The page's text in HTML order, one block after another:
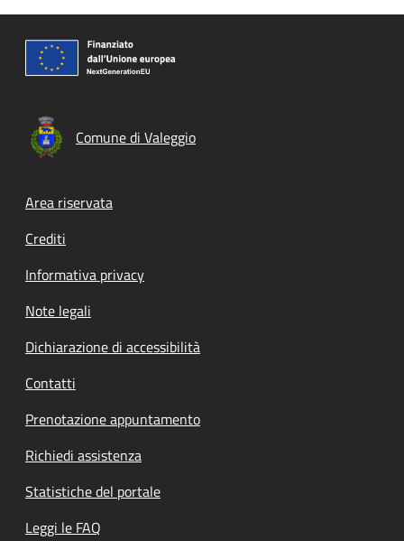
Comune di Valeggio
Footer menu
Area riservata
Crediti
Informativa privacy
Note legali
Dichiarazione di accessibilità
Contatti
Prenotazione appuntamento
Richiedi assistenza
Statistiche del portale
Leggi le FAQ